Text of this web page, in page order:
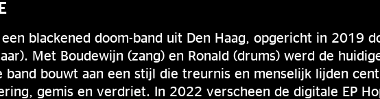
een blackened doom-band uit Den Haag, opgericht in 2019
Met Boudewijn (zang) en Ronald (drums) werd de
band bouwt aan een stijl die treurnis en menselijk lijden
gemis en verdriet. In 2022 verscheen de digitale EP